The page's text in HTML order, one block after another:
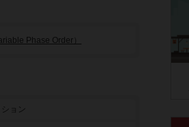
Phase Order）
ョン